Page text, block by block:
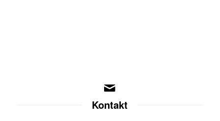
Kontakt